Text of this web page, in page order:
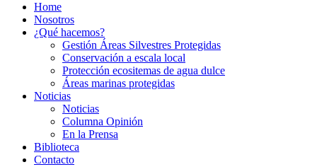
Home
Nosotros
¿Qué hacemos?
Gestión Áreas Silvestres Protegidas
Conservación a escala local
Protección ecositemas de agua dulce
Áreas marinas protegidas
Noticias
Noticias
Columna Opinión
En la Prensa
Biblioteca
Contacto